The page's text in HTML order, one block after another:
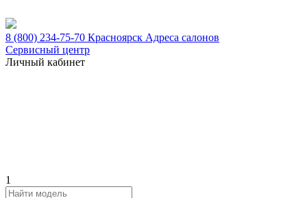
8 (800) 234-75-70 Красноярск Адреса салонов
Сервисный центр
Личный кабинет
1